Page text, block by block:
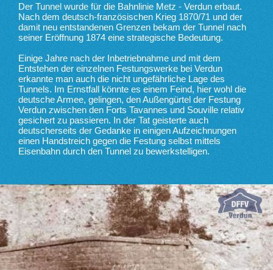
Der Tunnel wurde für die Bahnlinie Metz - Verdun erbaut.
Nach dem deutsch-französischen Krieg 1870/71 und der
damit neu entstandenen Grenzen bekam der Tunnel nach
seiner Eröffnung 1874 eine strategische Bedeutung.
Einige Jahre nach der Inbetriebnahme und mit dem
Entstehen der einzelnen Festungswerke bei Verdun
erkannte man auch die nicht ungefährliche Lage des
Tunnels. Im Ernstfall könnte es einem Feind, hier wohl die
deutsche Armee, gelingen, den Außengürtel der Festung
Verdun zwischen den Forts Tavannes und Souville relativ
gesichert zu passieren. In der Tat geisterte auch
deutscherseits der Gedanke in einigen Aufzeichnungen
einen Handstreich gegen die Festung selbst mittels
Eisenbahn durch den Tunnel zu bewerkstelligen.